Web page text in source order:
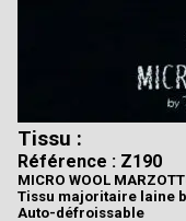
Tissu :
Référence : Z190
MICRO WOOL
Tissu majoritaire laine
Auto-défroissable